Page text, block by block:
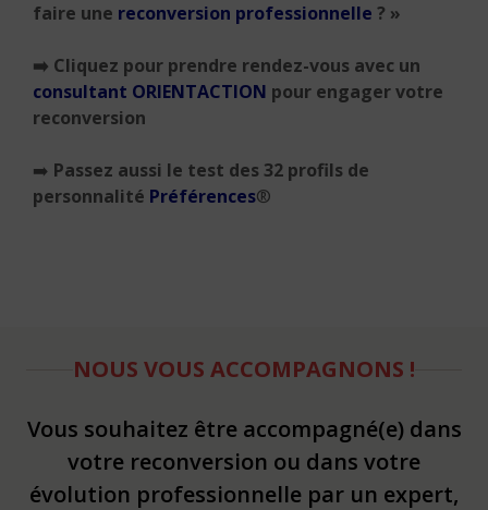
faire une reconversion professionnelle ? »
➡️ Cliquez pour prendre rendez-vous avec un
consultant ORIENTACTION pour engager votre
reconversion
➡️ Passez aussi le test des 32 profils de
personnalité Préférences®
NOUS VOUS ACCOMPAGNONS !
Vous souhaitez être accompagné(e) dans
votre reconversion ou dans votre
évolution professionnelle par un expert,